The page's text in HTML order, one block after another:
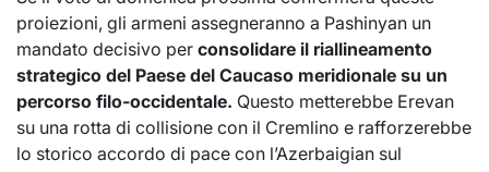
proiezioni, gli armeni assegneranno a Pashinyan un
mandato decisivo per consolidare il riallineamento
strategico del Paese del Caucaso meridionale su un
percorso filo-occidentale. Questo metterebbe Erevan
su una rotta di collisione con il Cremlino e rafforzerebbe
lo storico accordo di pace con l’Azerbaigian sul